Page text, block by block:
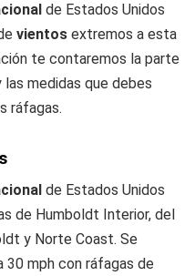
de Estados Unidos
vientos extremos a esta
te contaremos la parte
medidas que debes
ráfagas.
de Estados Unidos
de Humboldt Interior, del
y Norte Coast. Se
30 mph con ráfagas de